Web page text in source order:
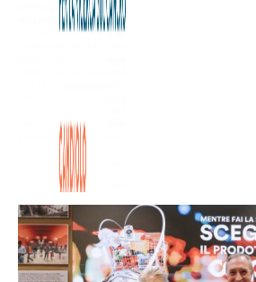
avanzato nei reparti a più alta
attività di screening gratuite delle
In primavera Nova Coop sosterrà la
con una nuova iniziativa.